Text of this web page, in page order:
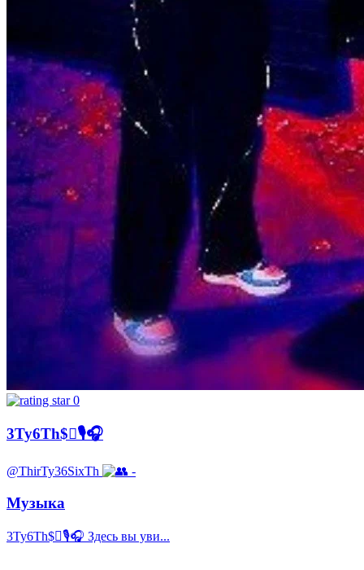
0
3Ty6Th$🎙️🎧
@ThirTy36SixTh -
Музыка
3Ty6Th$🎙️🎧 Здесь вы уви...